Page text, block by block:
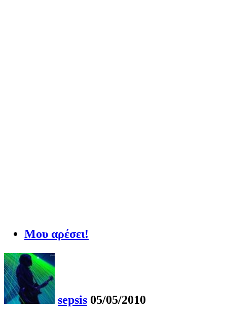
Μου αρέσει!
sepsis 05/05/2010